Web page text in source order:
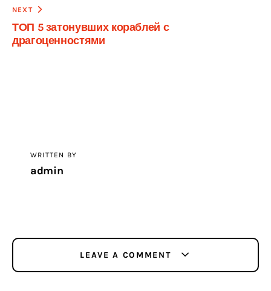
NEXT
ТОП 5 затонувших кораблей с
драгоценностями
WRITTEN BY
admin
LEAVE A COMMENT